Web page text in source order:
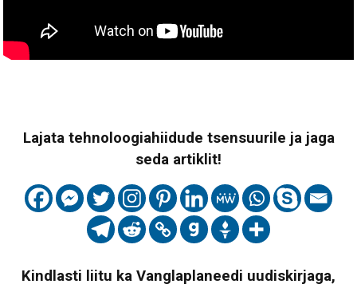
Lajata tehnoloogiahiidude tsensuurile ja jaga
seda artiklit!
Kindlasti liitu ka Vanglaplaneedi uudiskirjaga,